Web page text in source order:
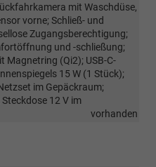
mit Waschdüse,
vorne; Schließ- und
Zugangsberechtigung;
und -schließung;
Magnetring (Qi2); USB-C-
15 W (1 Stück);
im Gepäckraum;
12 V im
vorhanden